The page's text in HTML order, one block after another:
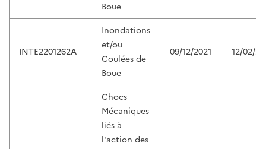
Boue
INTE2201262A
Inondations
et/ou
Coulées de
Boue
09/12/2021 12/02/
Chocs
Mécaniques
liés à
l'action des